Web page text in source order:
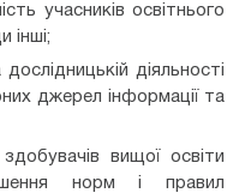
учасників освітнього
інші;
діяльності
джерел інформації та
вищої освіти
норм і правил